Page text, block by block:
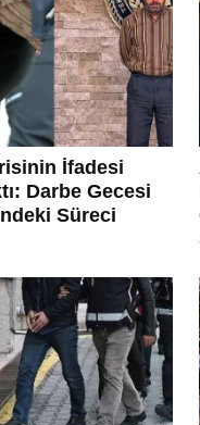
İfadesi
Darbe Gecesi
Süreci